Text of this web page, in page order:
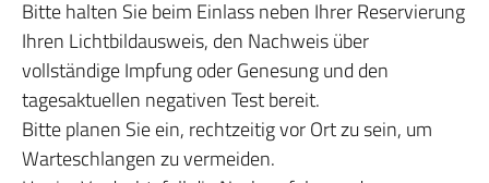
Bitte halten Sie beim Einlass neben Ihrer Reservierung
Ihren Lichtbildausweis, den Nachweis über
vollständige Impfung oder Genesung und den
tagesaktuellen negativen Test bereit.
Bitte planen Sie ein, rechtzeitig vor Ort zu sein, um
Warteschlangen zu vermeiden.